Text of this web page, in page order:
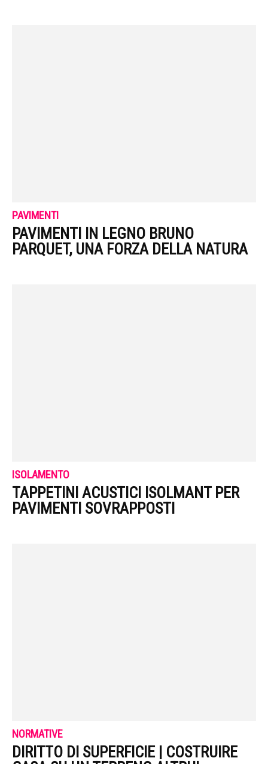
PAVIMENTI
PAVIMENTI IN LEGNO BRUNO
PARQUET, UNA FORZA DELLA NATURA
ISOLAMENTO
TAPPETINI ACUSTICI ISOLMANT PER
PAVIMENTI SOVRAPPOSTI
NORMATIVE
DIRITTO DI SUPERFICIE | COSTRUIRE